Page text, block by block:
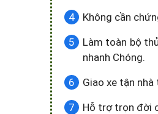
Không cần
Làm toàn bộ
nhanh Chóng.
Giao xe tận
Hỗ trợ trọn đời